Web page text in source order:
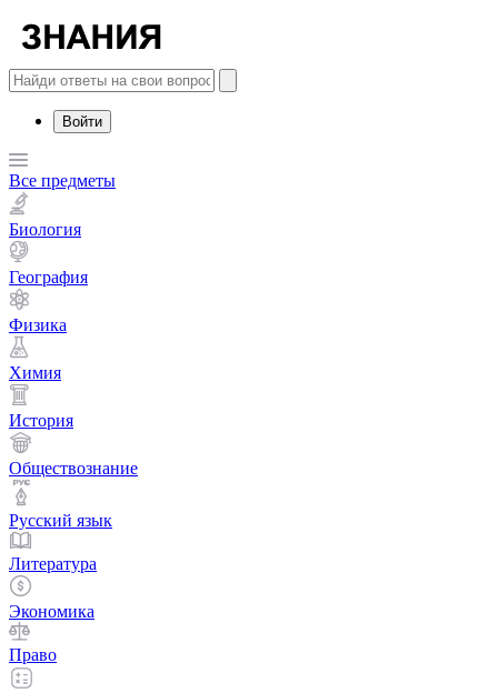
Войти
Все предметы
Биология
География
Физика
Химия
История
Обществознание
Русский язык
Литература
Экономика
Право